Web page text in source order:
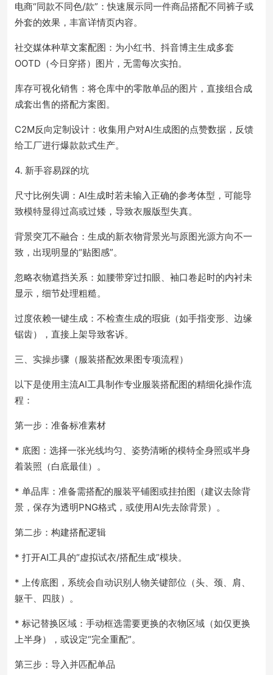
电商“同款不同色/款”：快速展示同一件商品搭配不同裤子或
外套的效果，丰富详情页内容。
社交媒体种草文案配图：为小红书、抖音博主生成多套
OOTD（今日穿搭）图片，无需每次实拍。
库存可视化销售：将仓库中的零散单品的图片，直接组合成
成套出售的搭配方案图。
C2M反向定制设计：收集用户对AI生成图的点赞数据，反馈
给工厂进行爆款款式生产。
4. 新手容易踩的坑
尺寸比例失调：AI生成时若未输入正确的参考体型，可能导
致模特显得过高或过矮，导致衣服版型失真。
背景突兀不融合：生成的新衣物背景光与原图光源方向不一
致，出现明显的“贴图感”。
忽略衣物遮挡关系：如腰带穿过扣眼、袖口卷起时的内衬未
显示，细节处理粗糙。
过度依赖一键生成：不检查生成的瑕疵（如手指变形、边缘
锯齿），直接上架导致客诉。
三、实操步骤（服装搭配效果图专项流程）
以下是使用主流AI工具制作专业服装搭配图的精细化操作流
程：
第一步：准备标准素材
* 底图：选择一张光线均匀、姿势清晰的模特全身照或半身
着装照（白底最佳）。
* 单品库：准备需搭配的服装平铺图或挂拍图（建议去除背
景，保存为透明PNG格式，或使用AI先去除背景）。
第二步：构建搭配逻辑
* 打开AI工具的“虚拟试衣/搭配生成”模块。
* 上传底图，系统会自动识别人物关键部位（头、颈、肩、
躯干、四肢）。
* 标记替换区域：手动框选需要更换的衣物区域（如仅更换
上半身），或设定“完全重配”。
第三步：导入并匹配单品